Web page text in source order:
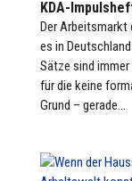
KDA-
Der Arbeitsmarkt
es in
Sätze sind
für die keine
Grund – gerade...